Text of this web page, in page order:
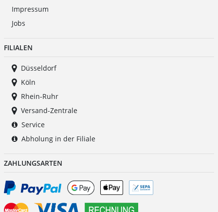
Impressum
Jobs
FILIALEN
Düsseldorf
Köln
Rhein-Ruhr
Versand-Zentrale
Service
Abholung in der Filiale
ZAHLUNGSARTEN